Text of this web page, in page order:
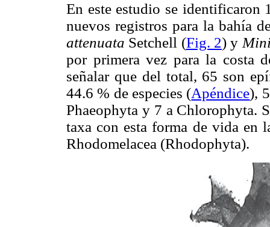
En este estudio se identificaron
nuevos registros para la bahía
attenuata Setchell (Fig. 2) y
por primera vez para la costa
señalar que del total, 65 son
44.6 % de especies (Apéndice),
Phaeophyta y 7 a Chlorophyta.
taxa con esta forma de vida en
Rhodomelacea (Rhodophyta).